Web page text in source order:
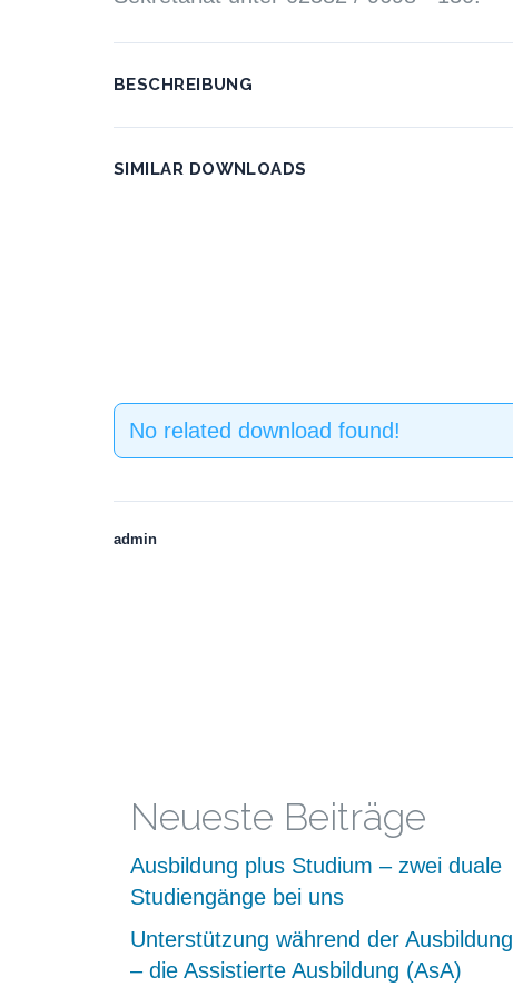
BESCHREIBUNG
SIMILAR DOWNLOADS
No related download found!
admin
Neueste Beiträge
Ausbildung plus Studium – zwei duale
Studiengänge bei uns
Unterstützung während der Ausbildung
– die Assistierte Ausbildung (AsA)